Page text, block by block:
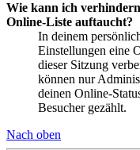
Wie kann ich
Online-Liste auftaucht?
In deinem
Einstellungen eine
dieser Sitzung
können nur
deinen Online-
Besucher gezählt.
Nach oben